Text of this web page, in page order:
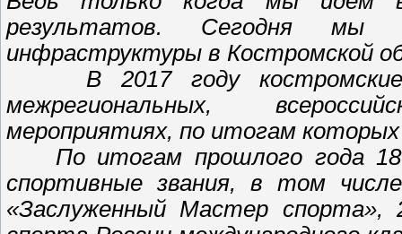
результатов. Сегодня мы
инфраструктуры в Костромской
В 2017 году костромские
межрегиональных,
мероприятиях, по итогам
По итогам прошлого года 18
спортивные звания, в том
«Заслуженный Мастер спорта»,